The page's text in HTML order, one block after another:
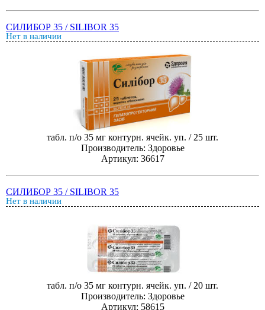
СИЛИБОР 35 / SILIBOR 35
Нет в наличии
табл. п/о 35 мг контурн. ячейк. уп. / 25 шт.
Производитель: Здоровье
Артикул: 36617
СИЛИБОР 35 / SILIBOR 35
Нет в наличии
табл. п/о 35 мг контурн. ячейк. уп. / 20 шт.
Производитель: Здоровье
Артикул: 58615